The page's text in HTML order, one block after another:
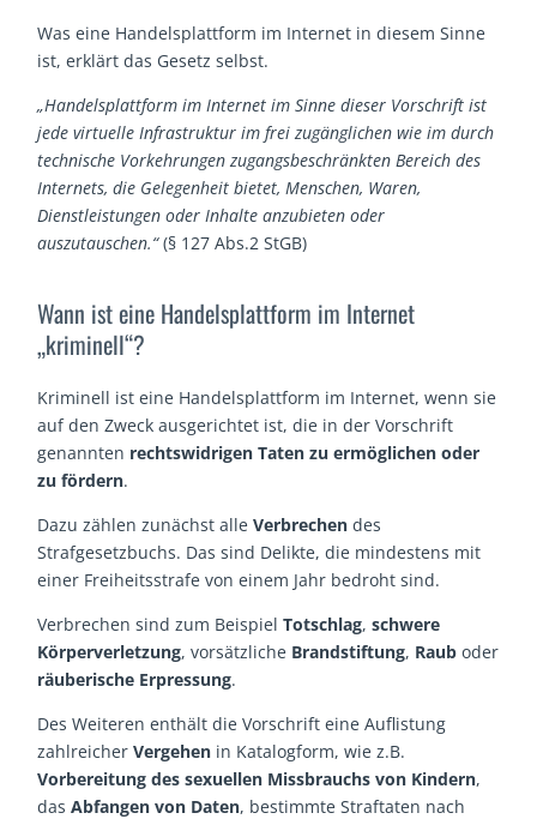
Was eine Handelsplattform im Internet in diesem Sinne
ist, erklärt das Gesetz selbst.
„Handelsplattform im Internet im Sinne dieser Vorschrift ist
jede virtuelle Infrastruktur im frei zugänglichen wie im durch
technische Vorkehrungen zugangsbeschränkten Bereich des
Internets, die Gelegenheit bietet, Menschen, Waren,
Dienstleistungen oder Inhalte anzubieten oder
auszutauschen.“(§ 127 Abs.2 StGB)
Wann ist eine Handelsplattform im Internet
„kriminell“?
Kriminell ist eine Handelsplattform im Internet, wenn sie
auf den Zweck ausgerichtet ist, die in der Vorschrift
genannten rechtswidrigen Taten zu ermöglichen oder
zu fördern.
Dazu zählen zunächst alleVerbrechen des
Strafgesetzbuchs. Das sind Delikte, die mindestens mit
einer Freiheitsstrafe von einem Jahr bedroht sind.
Verbrechen sind zum BeispielTotschlag,schwere
Körperverletzung, vorsätzliche Brandstiftung, Raub oder
räuberische Erpressung.
Des Weiteren enthält die Vorschrift eine Auflistung
zahlreicherVergehen in Katalogform, wie z.B.
Vorbereitung des sexuellen Missbrauchs von Kindern,
dasAbfangen von Daten, bestimmte Straftaten nach